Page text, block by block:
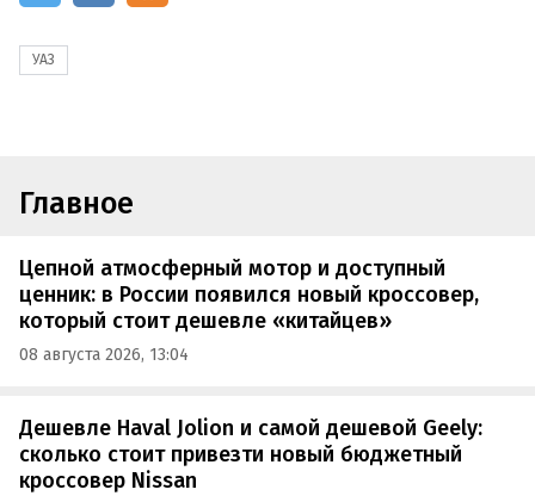
УАЗ
Главное
Цепной атмосферный мотор и доступный
ценник: в России появился новый кроссовер,
который стоит дешевле «китайцев»
08 августа 2026, 13:04
Дешевле Haval Jolion и самой дешевой Geely:
сколько стоит привезти новый бюджетный
кроссовер Nissan